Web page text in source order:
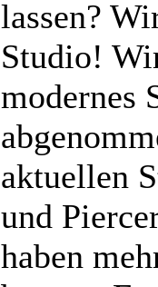
lassen?
Studio!
modernes
aktuellen
und
haben